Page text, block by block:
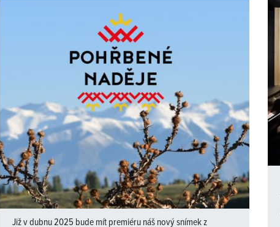
Již v dubnu 2025 bude mít premiéru náš nový snímek z